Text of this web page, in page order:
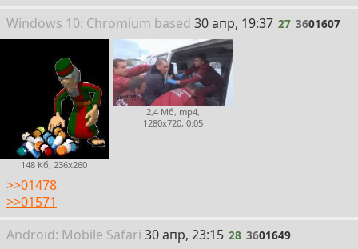
Windows 10: Chromium based 27
30 апр, 19:37 27 3601607
148 Кб, 236x260
2,4 Мб, mp4,
1280x720, 0:05
>>01478
>>01571
Android: Mobile Safari 28
30 апр, 23:15 28 3601649